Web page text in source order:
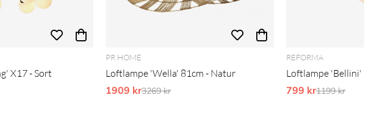
X17 - Sort
PR HOME
Loftlampe 'Wella' 81cm - Natur
1909 krOrdinarie pris:
3269 kr
REFORMA
Loftlampe 'Bellini' L
799 krOrdinarie
1199 kr